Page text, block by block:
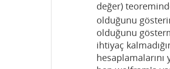
değer)
olduğunu
olduğunu
ihtiyaç